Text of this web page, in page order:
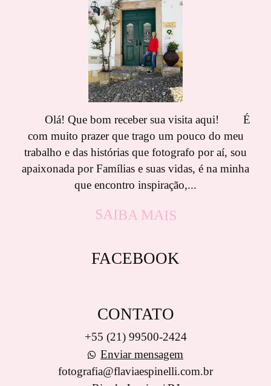
Olá! Que bom receber sua visita aqui! É
com muito prazer que trago um pouco do meu
trabalho e das histórias que fotografo por aí, sou
apaixonada por Famílias e suas vidas, é na minha
que encontro inspiração,...
SAIBA MAIS
FACEBOOK
CONTATO
+55 (21) 99500-2424
Enviar mensagem
fotografia@flaviaespinelli.com.br